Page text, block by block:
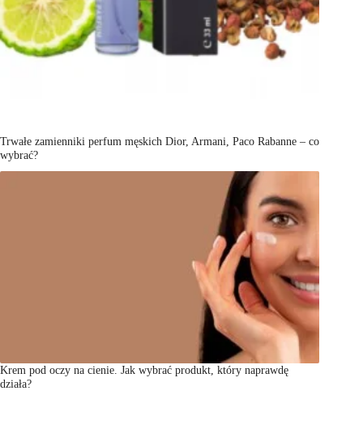
Trwałe zamienniki perfum męskich Dior, Armani, Paco Rabanne – co
wybrać?
Krem pod oczy na cienie. Jak wybrać produkt, który naprawdę
działa?